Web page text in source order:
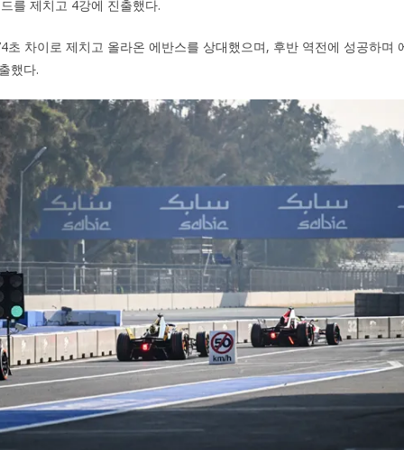
를 제치고 4강에 진출했다.
초 차이로 제치고 올라온 에반스를 상대했으며, 후반 역전에 성공하며
했다.